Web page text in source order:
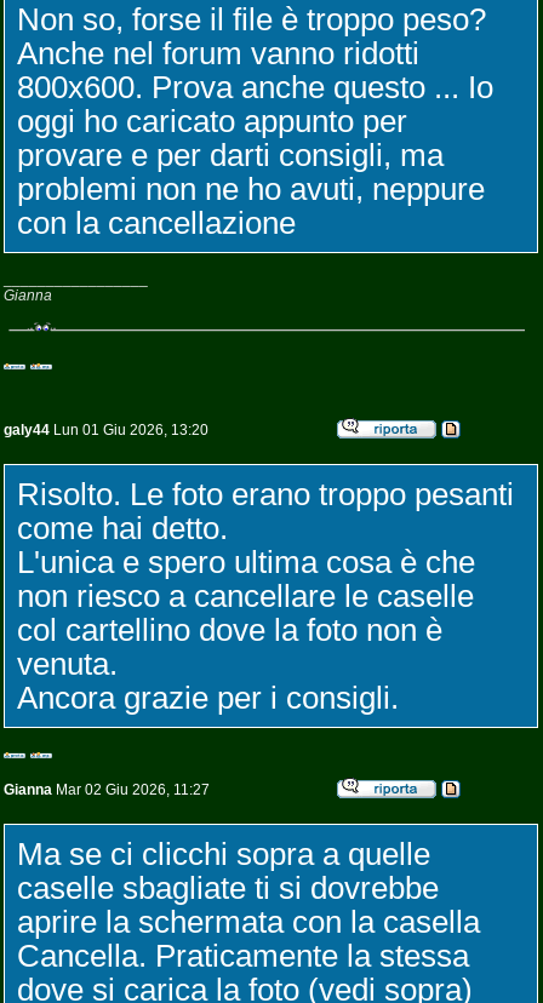
Non so, forse il file è troppo peso?
Anche nel forum vanno ridotti
800x600. Prova anche questo ... Io
oggi ho caricato appunto per
provare e per darti consigli, ma
problemi non ne ho avuti, neppure
con la cancellazione
Gianna
galy44 Lun 01 Giu 2026, 13:20
Risolto. Le foto erano troppo pesanti
come hai detto.
L'unica e spero ultima cosa è che
non riesco a cancellare le caselle
col cartellino dove la foto non è
venuta.
Ancora grazie per i consigli.
Gianna Mar 02 Giu 2026, 11:27
Ma se ci clicchi sopra a quelle
caselle sbagliate ti si dovrebbe
aprire la schermata con la casella
Cancella. Praticamente la stessa
dove si carica la foto (vedi sopra)